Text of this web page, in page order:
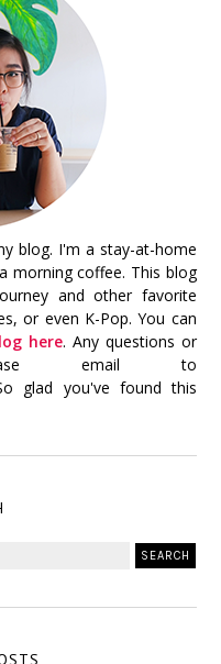
blog. I'm a stay-at-home
morning coffee. This blog
and other favorite
or even K-Pop. You can
here. Any questions or
email to
glad you've found this